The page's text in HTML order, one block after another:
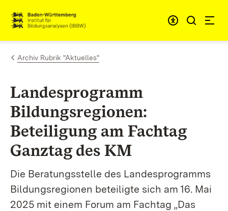
Zum Inhalt springen
Link zur Startseite
Archiv Rubrik "Aktuelles"
Landesprogramm
Bildungsregionen:
Beteiligung am Fachtag
Ganztag des KM
Die Beratungsstelle des Landesprogramms
Bildungsregionen beteiligte sich am 16. Mai
2025 mit einem Forum am Fachtag „Das